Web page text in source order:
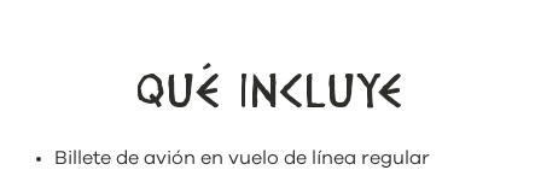
QUÉ INCLUYE
Billete de avión en vuelo de línea regular